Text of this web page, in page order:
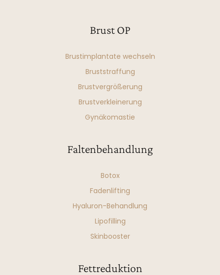
Brust OP
Brustimplantate wechseln
Bruststraffung
Brustvergrößerung
Brustverkleinerung
Gynäkomastie
Faltenbehandlung
Botox
Fadenlifting
Hyaluron-Behandlung
Lipofilling
Skinbooster
Fettreduktion